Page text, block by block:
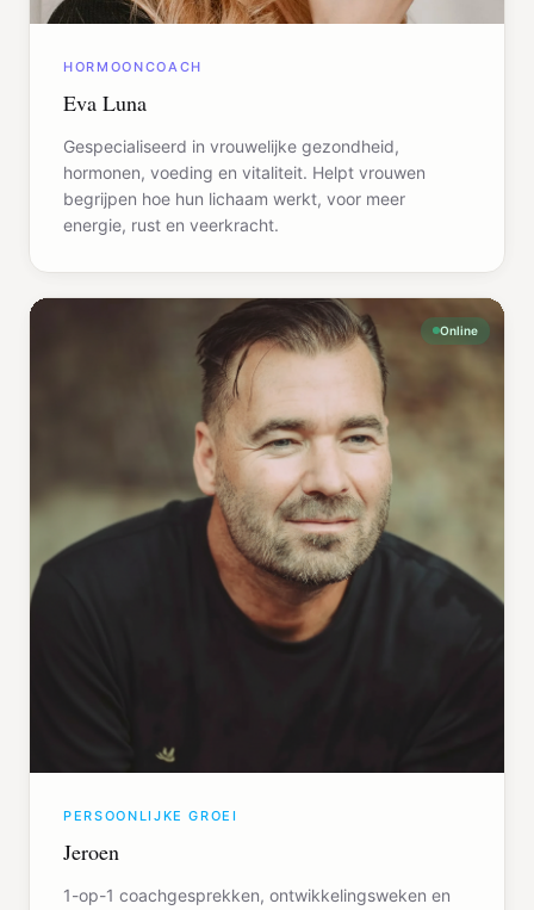
HORMOONCOACH
Eva Luna
Gespecialiseerd in vrouwelijke gezondheid,
hormonen, voeding en vitaliteit. Helpt vrouwen
begrijpen hoe hun lichaam werkt, voor meer
energie, rust en veerkracht.
Online
PERSOONLIJKE GROEI
Jeroen
1-op-1 coachgesprekken, ontwikkelingsweken en